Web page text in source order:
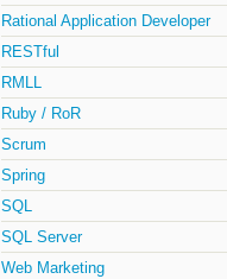
Rational Application Developer
RESTful
RMLL
Ruby / RoR
Scrum
Spring
SQL
SQL Server
Web Marketing